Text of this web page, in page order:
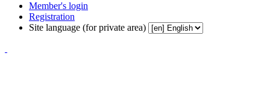
Member's login
Registration
Site language (for private area)